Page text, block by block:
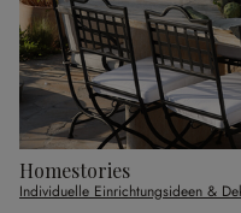
Homestories
Individuelle Einrichtungsideen &